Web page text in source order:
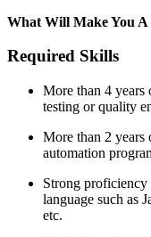
What Will Make You
Required Skills
More than 4 years
testing or quality
More than 2 years
automation
Strong proficiency
language such as
etc.